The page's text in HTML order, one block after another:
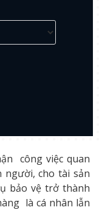
công việc quan
cho tài sản
bảo vệ trở thành
là cá nhân lẫn